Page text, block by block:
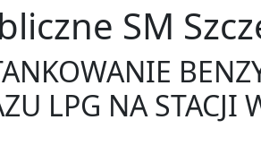
SM
LPG NA STACJI